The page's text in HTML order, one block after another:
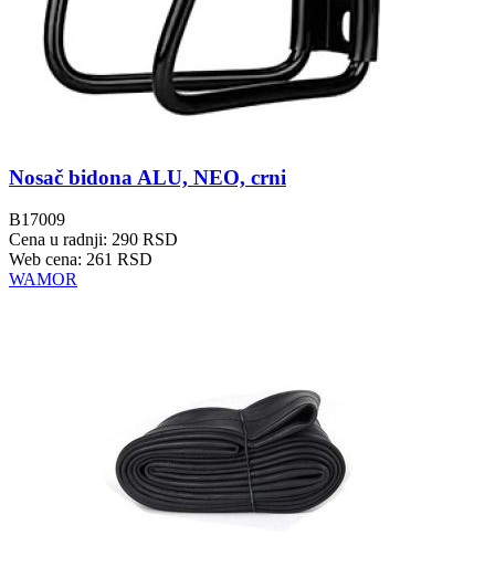
Nosač bidona ALU, NEO, crni
B17009
Cena u radnji: 290 RSD
Web cena: 261 RSD
WAMOR